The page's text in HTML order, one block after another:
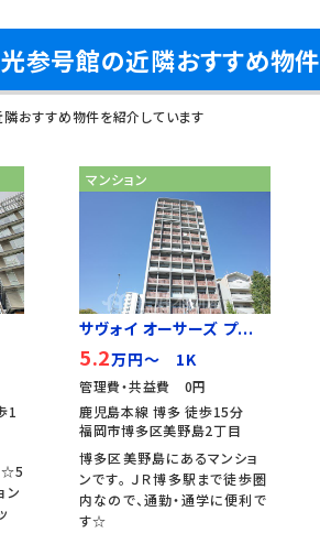
参号館の近隣おすすめ物件
おすすめ物件を紹介しています
1
☆5
ン
マンション
サヴォイ オーサーズ プ...
5.2万円～ 1K
管理費・共益費 0円
鹿児島本線 博多 徒歩15分
福岡市博多区美野島2丁目
博多区美野島にあるマンショ
ンです。 ＪＲ博多駅まで徒歩圏
内なので、通勤・通学に便利で
す☆